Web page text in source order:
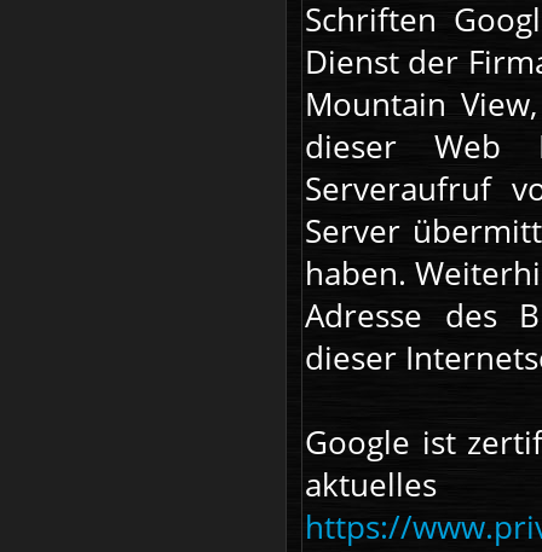
Schriften
Dienst der
Mountain
dieser Web
Serveraufruf
Server
haben.
Adresse des
dieser
Google ist
https://